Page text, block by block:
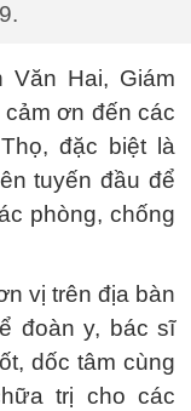
Văn Hai, Giám
ơn đến các
đặc biệt là
tuyến đầu để
phòng, chống
vị trên địa bàn
đoàn y, bác sĩ
dốc tâm cùng
trị cho các